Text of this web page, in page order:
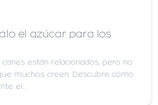
el azúcar para los
caries están relacionados, pero no
muchos creen. Descubre cómo
el…